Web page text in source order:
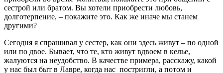
сестрой или братом. Вы хотели приобрести любовь,
долготерпение, – покажите это. Как же иначе мы станем
другими?
Сегодня я спрашивал у сестер, как они здесь живут – по одной
или по двое. Бывает, что те, кто живут вдвоем в келье,
жалуются на неудобство. В качестве примера, расскажу, какой
у нас был быт в Лавре, когда нас постригли, а потом и